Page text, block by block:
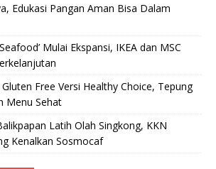
Edukasi Pangan Aman Bisa Dalam
Mulai Ekspansi, IKEA dan MSC
Free Versi Healthy Choice, Tepung
Menu Sehat
Latih Olah Singkong, KKN
Kenalkan Sosmocaf